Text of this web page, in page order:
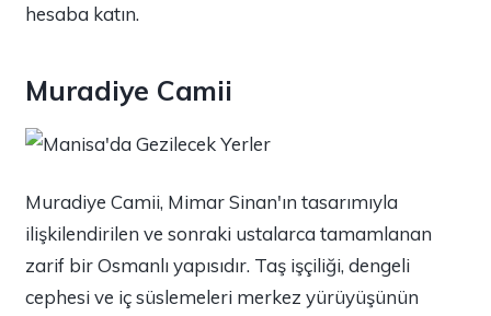
hesaba katın.
Muradiye Camii
Muradiye Camii, Mimar Sinan'ın tasarımıyla
ilişkilendirilen ve sonraki ustalarca tamamlanan
zarif bir Osmanlı yapısıdır. Taş işçiliği, dengeli
cephesi ve iç süslemeleri merkez yürüyüşünün